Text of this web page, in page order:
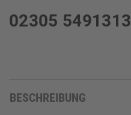
02305 5491313
BESCHREIBUNG